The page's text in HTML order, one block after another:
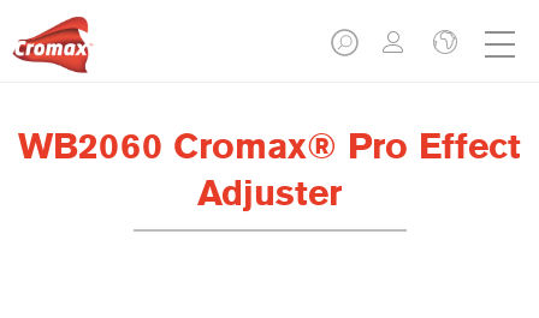
WB2060 Cromax® Pro Effect
Adjuster